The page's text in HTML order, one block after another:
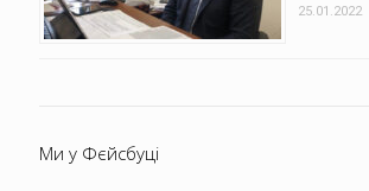
25.01.2022
Ми у Фєйсбуці